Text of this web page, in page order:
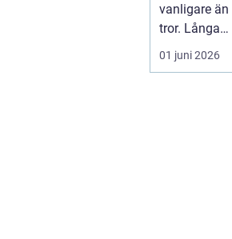
vanligare än
tror. Långa
arbetsdagar
hårda golv, ...
01 juni 2026